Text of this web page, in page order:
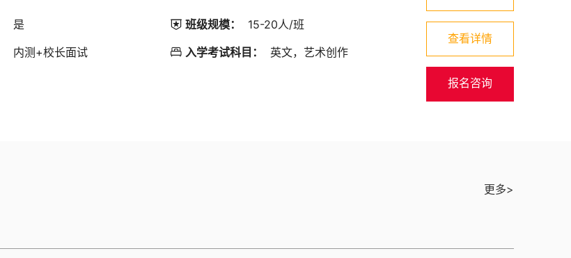
是  班级规模： 15-20人/班
内测+校长面试  入学考试科目： 英文，艺术创作
查看详情
报名咨询
更多>